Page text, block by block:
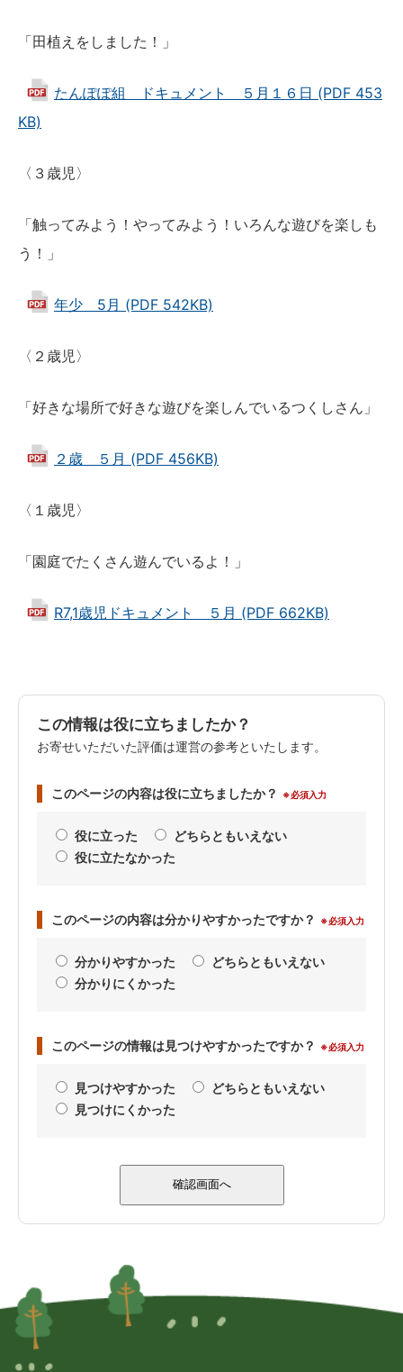
「田植えをしました！」
たんぽぽ組 ドキュメント ５月１６日 (PDF 453
KB)
〈３歳児〉
「触ってみよう！やってみよう！いろんな遊びを楽しも
う！」
年少 5月 (PDF 542KB)
〈２歳児〉
「好きな場所で好きな遊びを楽しんでいるつくしさん」
２歳 ５月 (PDF 456KB)
〈１歳児〉
「園庭でたくさん遊んでいるよ！」
R7,1歳児ドキュメント ５月 (PDF 662KB)
この情報は役に立ちましたか？
お寄せいただいた評価は運営の参考といたします。
このページの内容は役に立ちましたか？ ※必須入力
役に立った
どちらともいえない
役に立たなかった
このページの内容は分かりやすかったですか？ ※必須入力
分かりやすかった
どちらともいえない
分かりにくかった
このページの情報は見つけやすかったですか？ ※必須入力
見つけやすかった
どちらともいえない
見つけにくかった